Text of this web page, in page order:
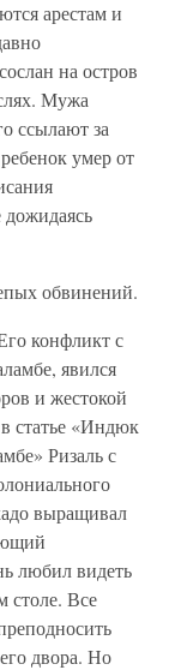
арестам и
на остров
Мужа
ссылают за
умер от
дожидаясь
обвинений.
конфликт с
явился
и жестокой
статье «Индюк
Ризаль с
выращивал
любил видеть
столе. Все
двора. Но